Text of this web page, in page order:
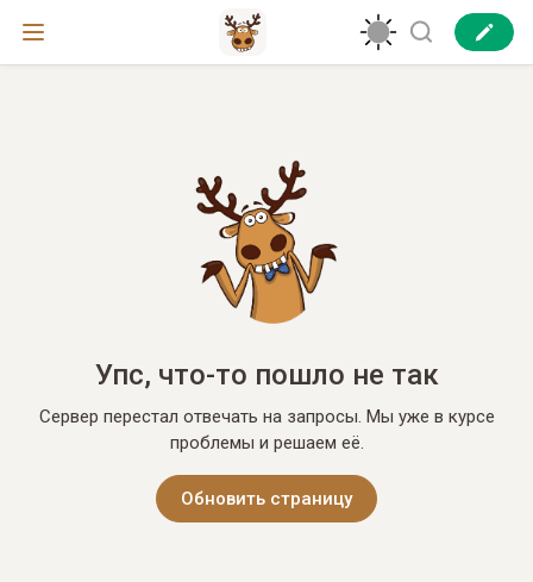
Упс, что-то пошло не так
Сервер перестал отвечать на запросы. Мы уже в курсе
проблемы и решаем её.
Обновить страницу